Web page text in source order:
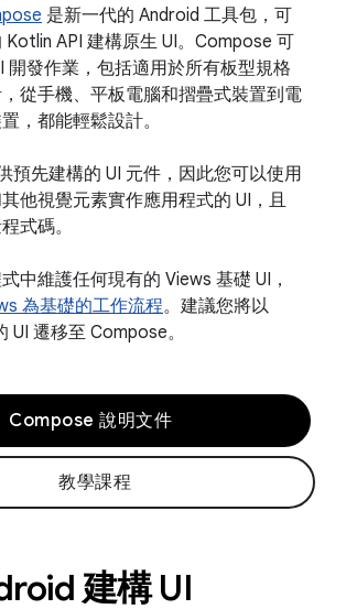
是新一代的 Android 工具包，可
API 建構原生 UI。Compose 可
開發作業，包括適用於所有板型規格
從手機、平板電腦和摺疊式裝置到電
，都能輕鬆設計。
預先建構的 UI 元件，因此您可以使用
他視覺元素實作應用程式的 UI，且
式碼。
中維護任何現有的 Views 基礎 UI，
為基礎的工作流程。建議您將以
UI 遷移至 Compose。
Compose 說明文件
教學課程
建構 UI